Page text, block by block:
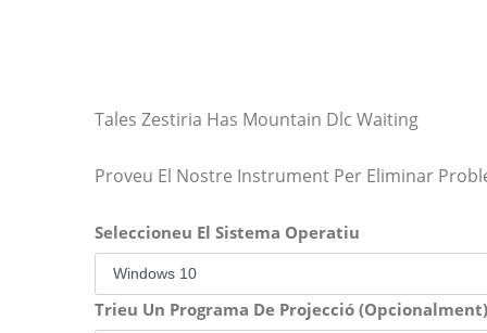
Tales Zestiria Has Mountain Dlc Waiting
Proveu El Nostre Instrument Per Eliminar
Seleccioneu El Sistema Operatiu
Trieu Un Programa De Projecció (Opcionalment)